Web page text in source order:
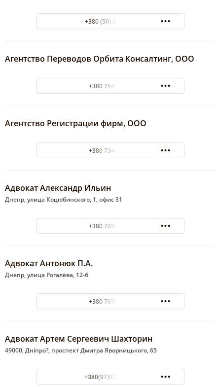
+380 (50) 5672918
Агентство Переводов Орбита Консалтинг, ООО
+380 794-67-04
Агентство Регистрации фирм, ООО
+380 734-46-64
Адвокат Александр Ильин
Днепр, улица Коцюбинского, 1, офис 31
+380 789-26-99
Адвокат Антонюк П.А.
Днепр, улица Рогалёва, 12-б
+380 767-08-24
Адвокат Артем Сергеевич Шахторин
49000, Дніпро?, проспект Дмитра Яворницького, 65
+380(97)928-47-23